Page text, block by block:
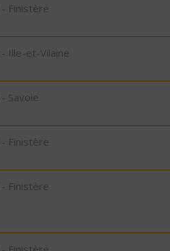
Finistère
Ille-et-Vilaine
Savoie
Finistère
Finistère